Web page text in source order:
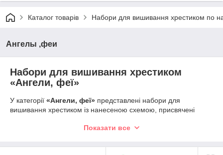
Каталог товарів Набори для вишивання хрестиком по
Ангелы ,феи
Набори для вишивання хрестиком
«Ангели, феї»
У категорії «Ангели, феї» представлені набори для
вишивання хрестиком із нанесеною схемою, присвячені
знайдете ніжних ангеликів, янголів-охоронців у художньому
магічні сади та фантазійні композиції, сповнені світла й
Показати все